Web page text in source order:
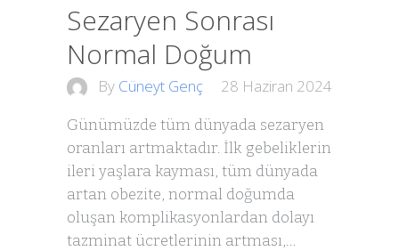
Sezaryen Sonrası
Normal Doğum
By Cüneyt Genç 28 Haziran 2024
Günümüzde tüm dünyada sezaryen
oranları artmaktadır. İlk gebeliklerin
ileri yaşlara kayması, tüm dünyada
artan obezite, normal doğumda
oluşan komplikasyonlardan dolayı
tazminat ücretlerinin artması,…